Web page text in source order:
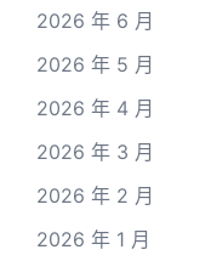
2026 年 6 月
2026 年 5 月
2026 年 4 月
2026 年 3 月
2026 年 2 月
2026 年 1 月